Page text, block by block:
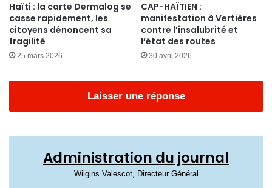
Haïti : la carte Dermalog se
casse rapidement, les
citoyens dénoncent sa
fragilité
25 mars 2026
CAP-HAÏTIEN :
manifestation à Vertières
contre l’insalubrité et
l’état des routes
30 avril 2026
Laisser une réponse
Administration du journal
Wilgins Valescot, Directeur Général